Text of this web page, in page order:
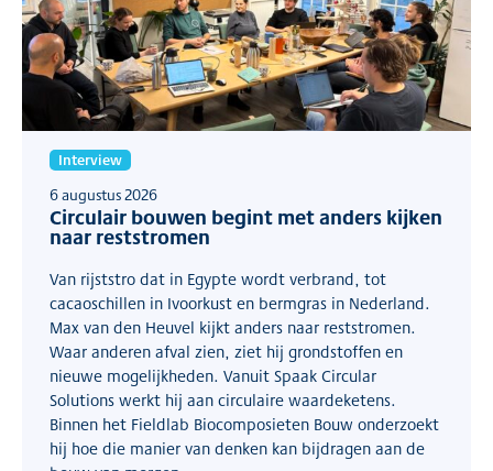
Interview
6 augustus 2026
Circulair bouwen begint met anders kijken
naar reststromen
Van rijststro dat in Egypte wordt verbrand, tot
cacaoschillen in Ivoorkust en bermgras in Nederland.
Max van den Heuvel kijkt anders naar reststromen.
Waar anderen afval zien, ziet hij grondstoffen en
nieuwe mogelijkheden. Vanuit Spaak Circular
Solutions werkt hij aan circulaire waardeketens.
Binnen het Fieldlab Biocomposieten Bouw onderzoekt
hij hoe die manier van denken kan bijdragen aan de